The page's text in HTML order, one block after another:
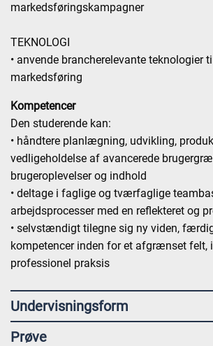
markedsføringskampagner
TEKNOLOGI
• anvende brancherelevante teknologier
markedsføring
Kompetencer
Den studerende kan:
• håndtere planlægning, udvikling,
vedligeholdelse af avancerede
brugeroplevelser og indhold
• deltage i faglige og tværfaglige
arbejdsprocesser med en reflekteret og
• selvstændigt tilegne sig ny viden,
kompetencer inden for et afgrænset felt,
professionel praksis
Undervisningsform
Prøve